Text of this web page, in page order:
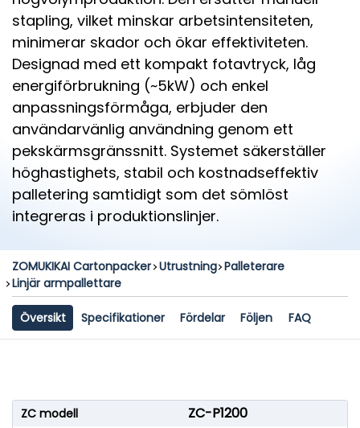
stapling, vilket minskar arbetsintensiteten,
minimerar skador och ökar effektiviteten.
Designad med ett kompakt fotavtryck, låg
energiförbrukning (~5kW) och enkel
anpassningsförmåga, erbjuder den
användarvänlig användning genom ett
pekskärmsgränssnitt. Systemet säkerställer
höghastighets, stabil och kostnadseffektiv
palletering samtidigt som det sömlöst
integreras i produktionslinjer.
ZOMUKIKAI Cartonpacker Utrustning Palleterare
Linjär armpallettare
Översikt Specifikationer Fördelar Följen FAQ
ZC modell ZC-P1200